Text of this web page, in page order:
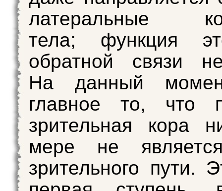
латеральные
тела; функция
обратной связи
На данный
главное то, что
зрительная кора
мере не
зрительного пути.